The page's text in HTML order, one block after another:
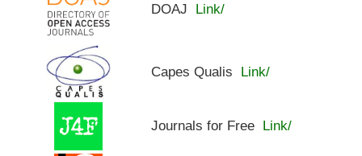
DOAJ Link/
Capes Qualis Link/
Journals for Free Link/